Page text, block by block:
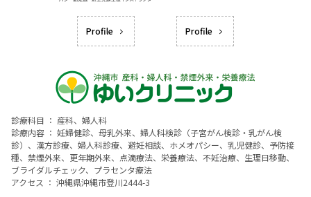
Profile Profile
診療科目 ： 産科、婦人科
診療内容 ： 妊婦健診、母乳外来、婦人科検診（子宮がん検診・乳がん検
診）、漢方診療、婦人科診療、避妊相談、ホメオパシー、乳児健診、予防接
種、禁煙外来、更年期外来、点滴療法、栄養療法、不妊治療、生理日移動、
ブライダルチェック、プラセンタ療法
アクセス ： 沖縄県沖縄市登川2444-3